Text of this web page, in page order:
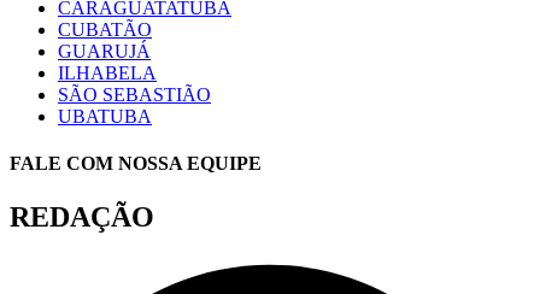
CARAGUATATUBA
CUBATÃO
GUARUJÁ
ILHABELA
SÃO SEBASTIÃO
UBATUBA
FALE COM NOSSA EQUIPE
REDAÇÃO